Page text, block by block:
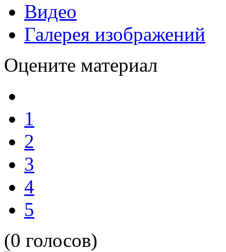
Видео
Галерея изображений
Оцените материал
1
2
3
4
5
(0 голосов)